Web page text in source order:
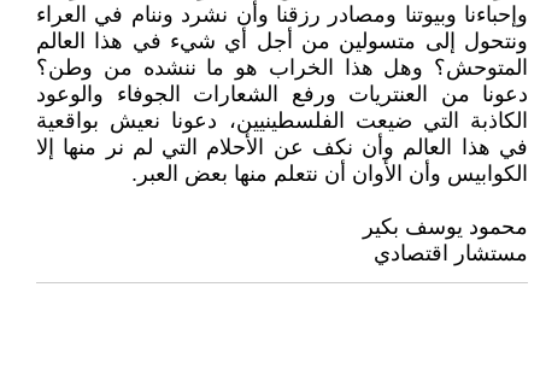
وإحباءنا وبيوتنا ومصادر رزقنا وأن نشرد وننام في العراء
ونتحول إلى متسولين من أجل أي شيء في هذا العالم
المتوحش؟ وهل هذا الخراب هو ما ننشده من وطن؟
دعونا من العنتريات ورفع الشعارات الجوفاء والوعود
الكاذبة التي ضيعت الفلسطينيين، دعونا نعيش بواقعية
في هذا العالم وأن نكف عن الأحلام التي لم نر منها إلا
الكوابيس وأن الأوان أن نتعلم منها بعض العبر.
‏‏‏محمود يوسف بكير
مستشار اقتصادي